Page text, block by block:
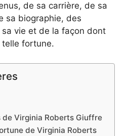
de sa carrière, de sa
sa biographie, des
vie et de la façon dont
telle fortune.
de Virginia Roberts Giuffre
de Virginia Roberts